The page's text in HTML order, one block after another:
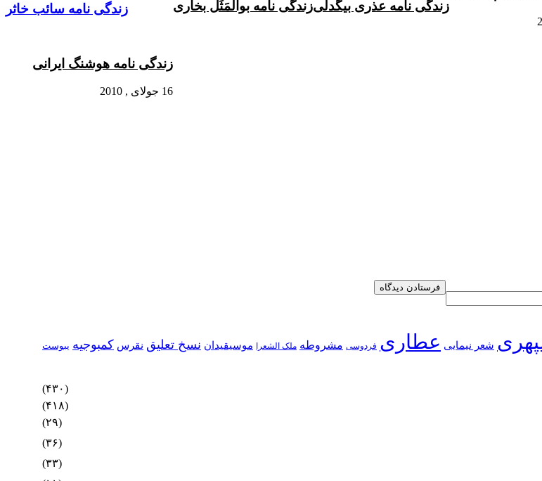
زندگی نامه سائب خاثر زندگی نامه عذری بیگدلیزندگی نامه بوالمَثَل بخاری
زندگی نامه هوشنگ ایرانی
16 جولای , 2010
شعر نیمایی عطاری فردوسی مشروطه ملک الشعرا موسیقیدان نسخ تعلیق نقرس کمبوجیه یبوست
(۴۳۰)
(۴۱۸)
(۲۹)
(۳۶)
(۳۳)